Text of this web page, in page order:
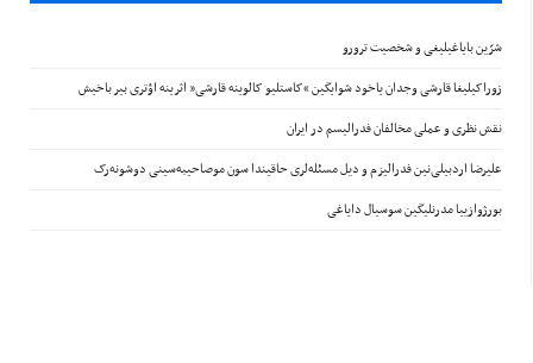
شرّین بایاغیلیغی و شخصیت ترورو
زوراکیلیغا قارشی وجدان یاخود شوایگین “کاستلیو کالوینه قارشی” اثرینه اؤتری بیر باخیش
نقش نظری و عملی مخالفان فدرالیسم در ایران
علیرضا اردبیلی‌نین فدرالیزم و دیل مسئله‌لری حاقیندا سون موصاحیبه‌سینی دوشونه‌رک
بورژوازییا مدرنلیگین سوسیال دایاغی